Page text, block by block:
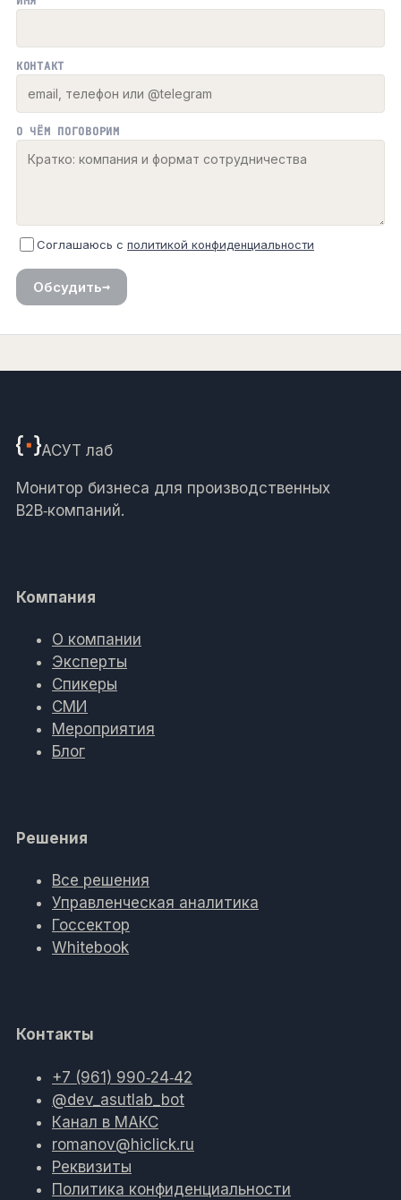
КОНТАКТ
О ЧЁМ ПОГОВОРИМ
Соглашаюсь с политикой конфиденциальности
Обсудить→
АСУТ лаб
Монитор бизнеса для производственных
B2B‑компаний.
Компания
О компании
Эксперты
Спикеры
СМИ
Мероприятия
Блог
Решения
Все решения
Управленческая аналитика
Госсектор
Whitebook
Контакты
+7 (961) 990‑24‑42
@dev_asutlab_bot
Канал в МАКС
romanov@hiclick.ru
Реквизиты
Политика конфиденциальности